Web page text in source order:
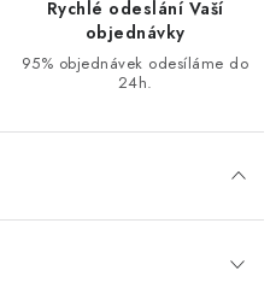
Rychlé odeslání Vaší
objednávky
95% objednávek odesíláme do
24h.